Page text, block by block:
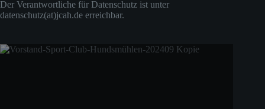
Der Verantwortliche für Datenschutz ist unter
datenschutz(at)jcah.de erreichbar.